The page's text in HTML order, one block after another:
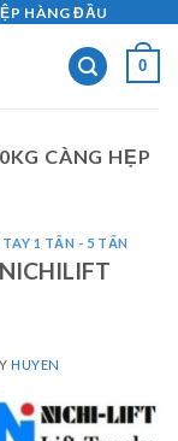
HÀNG ĐẦU
0
CÀNG HẸP
1 TẤN - 5 TẤN
HUYEN